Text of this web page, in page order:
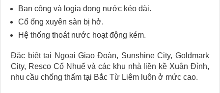
Ban công và logia đọng nước kéo dài.
Cổ ống xuyên sàn bị hở.
Hệ thống thoát nước hoạt động kém.
Đặc biệt tại Ngoại Giao Đoàn, Sunshine City, Goldmark
City, Resco Cổ Nhuế và các khu nhà liền kề Xuân Đỉnh,
nhu cầu chống thấm tại Bắc Từ Liêm luôn ở mức cao.